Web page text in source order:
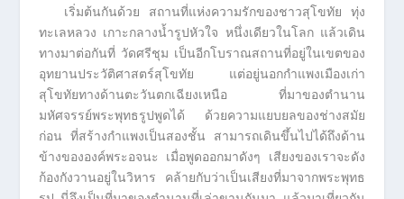
เริ่มต้นกันด้วย สถานที่แห่งความรักของชาวสุโขทัย ทุ่ง
ทะเลหลวง เกาะกลางน้ำรูปหัวใจ หนึ่งเดียวในโลก แล้วเดิน
ทางมาต่อกันที่ วัดศรีชุม เป็นอีกโบราณสถานที่อยู่ในเขตของ
อุทยานประวัติศาสตร์สุโขทัย แต่อยู่นอกกำแพงเมืองเก่า
สุโขทัยทางด้านตะวันตกเฉียงเหนือ ที่มาของตำนาน
มหัศจรรย์พระพุทธรูปพูดได้ ด้วยความแยบยลของช่างสมัย
ก่อน ที่สร้างกำแพงเป็นสองชั้น สามารถเดินขึ้นไปได้ถึงด้าน
ข้างขององค์พระอจนะ เมื่อพูดออกมาดังๆ เสียงของเราจะดัง
ก้องกังวานอยู่ในวิหาร คล้ายกับว่าเป็นเสียงที่มาจากพระพุทธ